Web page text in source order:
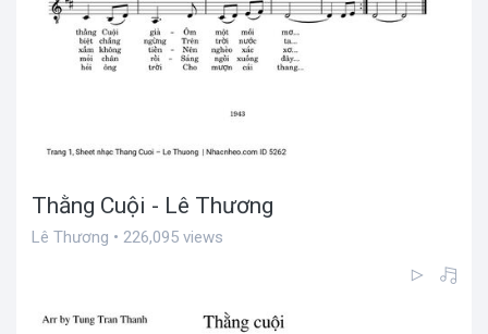
Thằng Cuội - Lê Thương
Lê Thương • 226,095 views